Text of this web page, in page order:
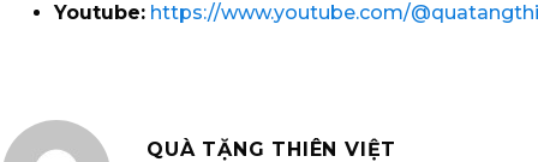
Youtube: https://www.youtube.com/
QUÀ TẶNG THIÊN VIỆT